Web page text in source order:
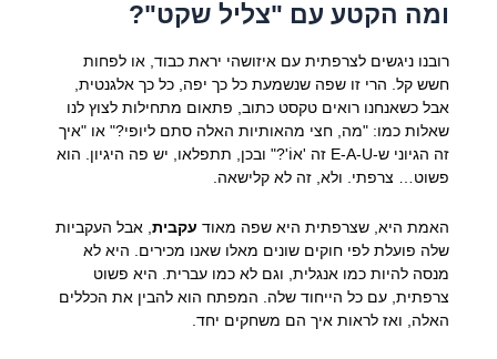
ומה הקטע עם "צליל שקט"?
רובנו ניגשים לצרפתית עם איזושהי יראת כבוד, או לפחות
חשש קל. הרי זו שפה שנשמעת כל כך יפה, כל כך אלגנטית,
אבל כשאנחנו רואים טקסט כתוב, פתאום מתחילות לצוץ לנו
שאלות כמו: "מה, חצי מהאותיות האלה סתם ליופי?" או "איך
זה הגיוני ש-E-A-U זה 'אוֹ'?" ובכן, תתפלאו, יש פה היגיון. הוא
פשוט… צרפתי. ולא, זה לא קלישאה.
האמת היא, שצרפתית היא שפה מאוד עקבית, אבל העקביות
שלה פועלת לפי חוקים שונים מאלו שאנו מכירים. היא לא
מנסה להיות כמו אנגלית, וגם לא כמו עברית. היא פשוט
צרפתית, עם כל הייחוד שלה. המפתח הוא להבין את הכללים
האלה, ואז לראות איך הם משחקים יחד.